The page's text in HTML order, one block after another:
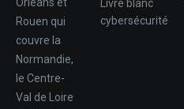
Rouen qui
couvre la
Normandie,
le Centre-
Val de Loire
Livre blanc
cybersécurité